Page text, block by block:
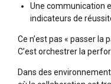
Une communication
indicateurs de
Ce n’est pas « passer la
C’est orchestrer la
Dans des